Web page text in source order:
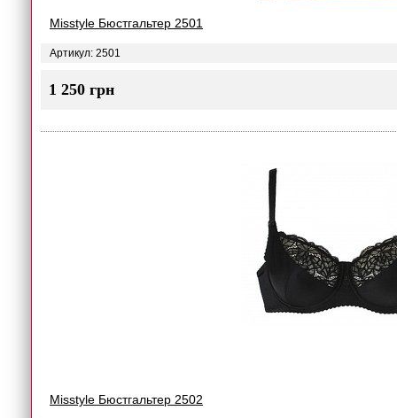
Misstyle Бюстгальтер 2501
Артикул: 2501
1 250 грн
Misstyle Бюстгальтер 2502